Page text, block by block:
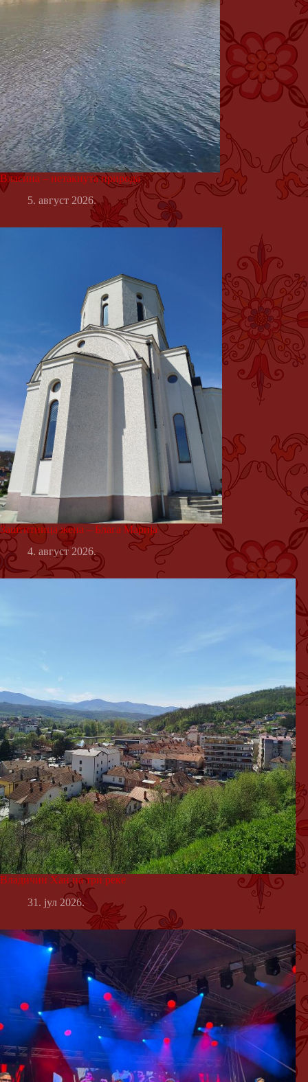
Власина – нетакнута природа
5. август 2026.
Заштитница жена – Блага Марија
4. август 2026.
Владичин Хан на три реке
31. јул 2026.